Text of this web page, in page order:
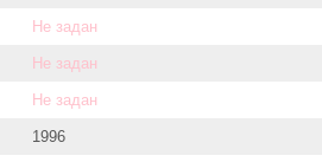
Не задан
Не задан
Не задан
1996